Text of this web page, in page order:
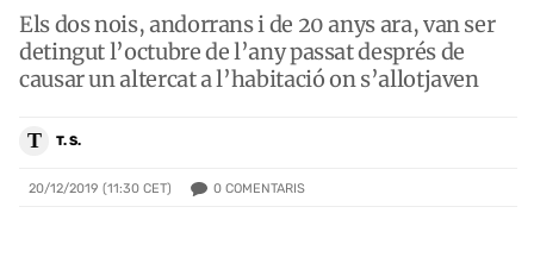
Els dos nois, andorrans i de 20 anys ara, van ser
detingut l’octubre de l’any passat després de
causar un altercat a l’habitació on s’allotjaven
T T. S.
20/12/2019 (11:30 CET) 0 COMENTARIS